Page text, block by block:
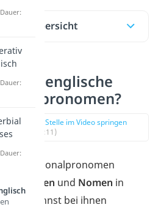
Inhaltsübersicht
sind englische
zur Stelle im Video springen
(00:11)
Personalpronomen
Namen und Nomen in
Du kannst bei ihnen